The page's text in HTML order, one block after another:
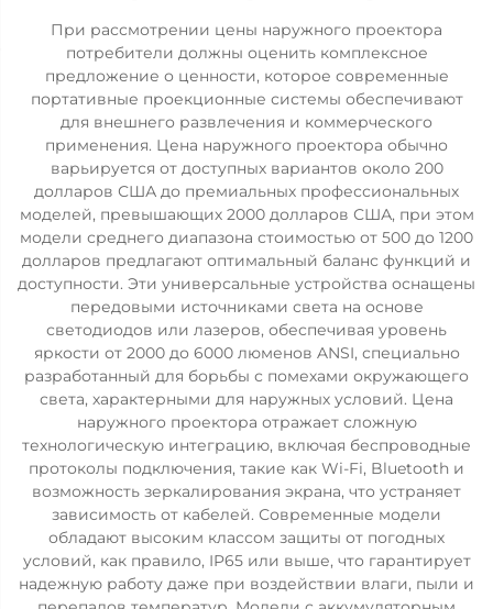
При рассмотрении цены наружного проектора
потребители должны оценить комплексное
предложение о ценности, которое современные
портативные проекционные системы обеспечивают
для внешнего развлечения и коммерческого
применения. Цена наружного проектора обычно
варьируется от доступных вариантов около 200
долларов США до премиальных профессиональных
моделей, превышающих 2000 долларов США, при этом
модели среднего диапазона стоимостью от 500 до 1200
долларов предлагают оптимальный баланс функций и
доступности. Эти универсальные устройства оснащены
передовыми источниками света на основе
светодиодов или лазеров, обеспечивая уровень
яркости от 2000 до 6000 люменов ANSI, специально
разработанный для борьбы с помехами окружающего
света, характерными для наружных условий. Цена
наружного проектора отражает сложную
технологическую интеграцию, включая беспроводные
протоколы подключения, такие как Wi-Fi, Bluetooth и
возможность зеркалирования экрана, что устраняет
зависимость от кабелей. Современные модели
обладают высоким классом защиты от погодных
условий, как правило, IP65 или выше, что гарантирует
надежную работу даже при воздействии влаги, пыли и